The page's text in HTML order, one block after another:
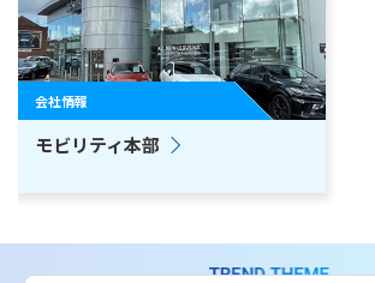
会社情報
モビリティ本部